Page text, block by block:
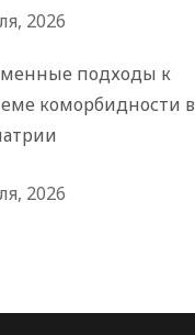
2026
подходы к
коморбидности в
2026